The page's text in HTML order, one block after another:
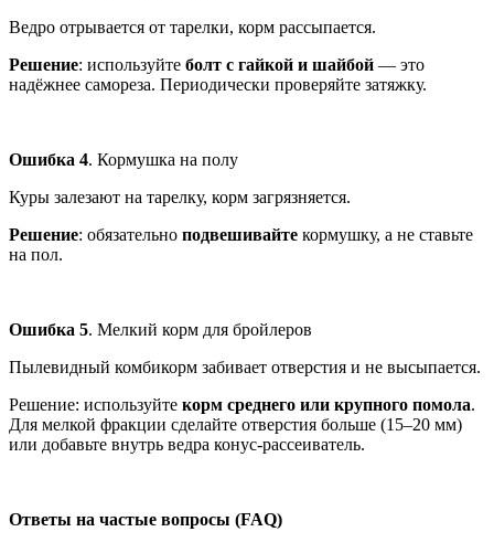
Ведро отрывается от тарелки, корм рассыпается.
Решение: используйте болт с гайкой и шайбой — это
надёжнее самореза. Периодически проверяйте затяжку.
Ошибка 4. Кормушка на полу
Куры залезают на тарелку, корм загрязняется.
Решение: обязательно подвешивайте кормушку, а не ставьте
на пол.
Ошибка 5. Мелкий корм для бройлеров
Пылевидный комбикорм забивает отверстия и не высыпается.
Решение: используйте корм среднего или крупного помола.
Для мелкой фракции сделайте отверстия больше (15–20 мм)
или добавьте внутрь ведра конус-рассеиватель.
Ответы на частые вопросы (FAQ)